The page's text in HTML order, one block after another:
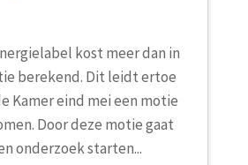
kost meer dan in
berekend. Dit leidt ertoe
Kamer eind mei een motie
Door deze motie gaat
onderzoek starten...